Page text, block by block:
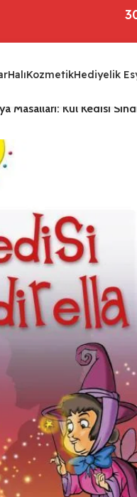
HalıKozmetikHediyelik
Masalları: Kül Kedisi